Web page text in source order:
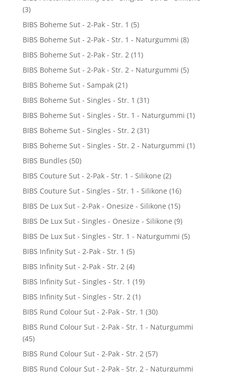
(3)
BIBS Boheme Sut - 2-Pak - Str. 1 (5)
BIBS Boheme Sut - 2-Pak - Str. 1 - Naturgummi (8)
BIBS Boheme Sut - 2-Pak - Str. 2 (11)
BIBS Boheme Sut - 2-Pak - Str. 2 - Naturgummi (5)
BIBS Boheme Sut - Sampak (21)
BIBS Boheme Sut - Singles - Str. 1 (31)
BIBS Boheme Sut - Singles - Str. 1 - Naturgummi (1)
BIBS Boheme Sut - Singles - Str. 2 (31)
BIBS Boheme Sut - Singles - Str. 2 - Naturgummi (1)
BIBS Bundles (50)
BIBS Couture Sut - 2-Pak - Str. 1 - Silikone (2)
BIBS Couture Sut - Singles - Str. 1 - Silikone (16)
BIBS De Lux Sut - 2-Pak - Onesize - Silikone (15)
BIBS De Lux Sut - Singles - Onesize - Silikone (9)
BIBS De Lux Sut - Singles - Str. 1 - Naturgummi (5)
BIBS Infinity Sut - 2-Pak - Str. 1 (5)
BIBS Infinity Sut - 2-Pak - Str. 2 (4)
BIBS Infinity Sut - Singles - Str. 1 (19)
BIBS Infinity Sut - Singles - Str. 2 (1)
BIBS Rund Colour Sut - 2-Pak - Str. 1 (30)
BIBS Rund Colour Sut - 2-Pak - Str. 1 - Naturgummi
(45)
BIBS Rund Colour Sut - 2-Pak - Str. 2 (57)
BIBS Rund Colour Sut - 2-Pak - Str. 2 - Naturgummi